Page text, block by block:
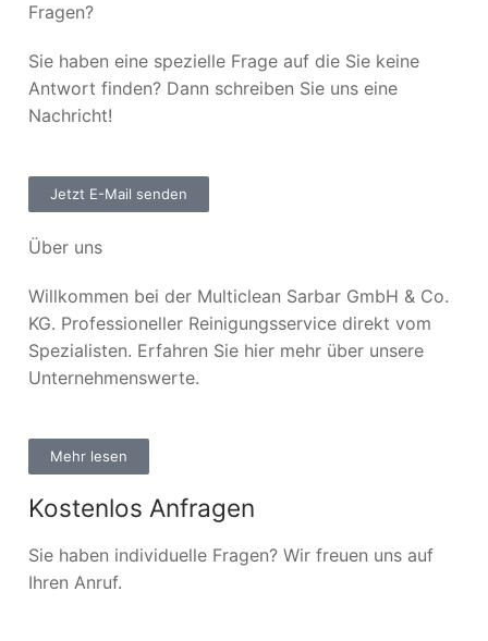
Fragen?
Sie haben eine spezielle Frage auf die Sie keine
Antwort finden? Dann schreiben Sie uns eine
Nachricht!
Jetzt E-Mail senden
Über uns
Willkommen bei der Multiclean Sarbar GmbH & Co.
KG. Professioneller Reinigungsservice direkt vom
Spezialisten. Erfahren Sie hier mehr über unsere
Unternehmenswerte.
Mehr lesen
Kostenlos Anfragen
Sie haben individuelle Fragen? Wir freuen uns auf
Ihren Anruf.